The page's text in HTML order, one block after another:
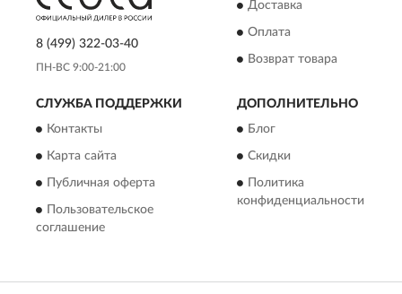
8 (499) 322-03-40
ПН-ВС 9:00-21:00
Доставка
Оплата
Возврат товара
СЛУЖБА ПОДДЕРЖКИ
Контакты
Карта сайта
Публичная оферта
Пользовательское
соглашение
ДОПОЛНИТЕЛЬНО
Блог
Скидки
Политика
конфиденциальности